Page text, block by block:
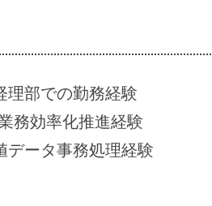
理部での勤務経験
務効率化推進経験
データ事務処理経験